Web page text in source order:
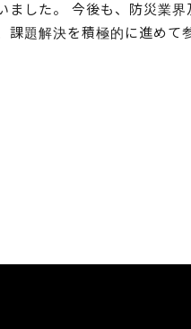
ました。 今後も、防災業界
課題解決を積極的に進めて